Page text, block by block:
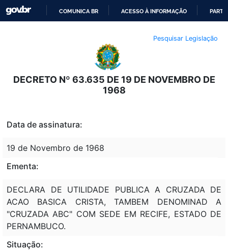
O
CONTEÚDO
COMUNICA BR ACESSO À INFORMAÇÃO
Pesquisar Legislação
DECRETO Nº 63.635 DE 19 DE NOVEMBRO DE
1968
Data de assinatura:
19 de Novembro de 1968
Ementa:
DECLARA DE UTILIDADE PUBLICA A CRUZADA DE
ACAO BASICA CRISTA, TAMBEM DENOMINAD A
"CRUZADA ABC" COM SEDE EM RECIFE, ESTADO DE
PERNAMBUCO.
Situação: